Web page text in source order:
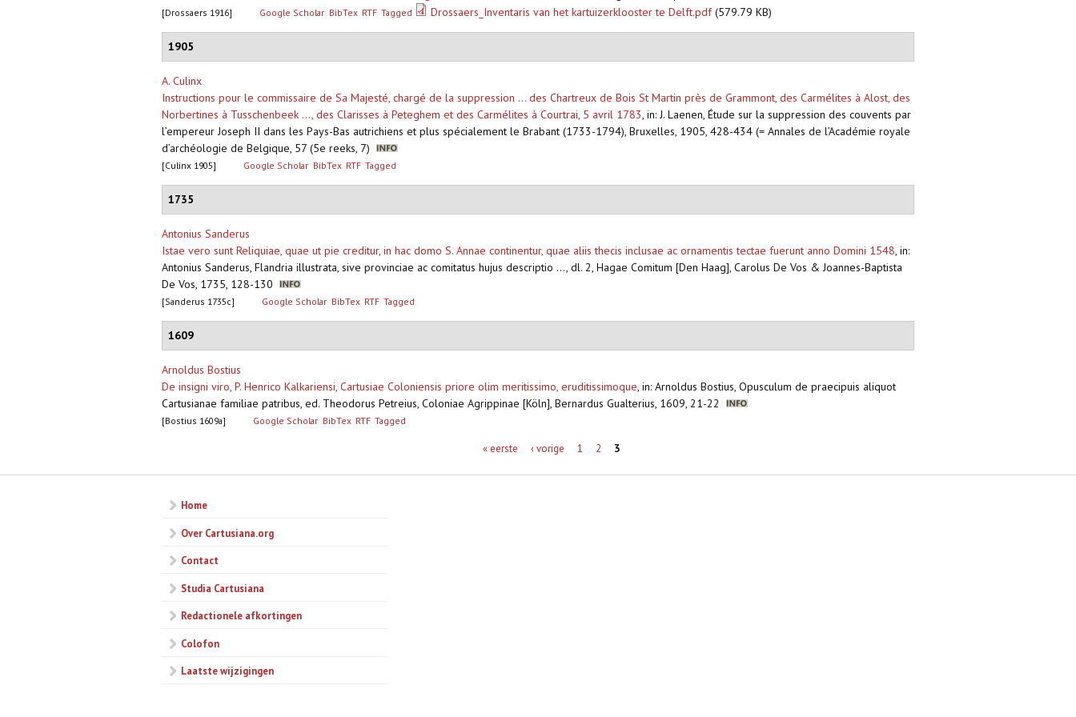
[Drossaers 1916] Google Scholar BibTex RTF Tagged Drossaers_Inventaris van het kartuizerklooster te Delft.pdf(579.79 KB)
1905
A. Culinx
Instructions pour le commissaire de Sa Majesté, chargé de la suppression ... des Chartreux de Bois St Martin près de Grammont, des Carmélites à Alost, des
Norbertines à Tusschenbeek ..., des Clarisses à Peteghem et des Carmélites à Courtrai, 5 avril 1783, in: J. Laenen, Étude sur la suppression des couvents par
l’empereur Joseph II dans les Pays-Bas autrichiens et plus spécialement le Brabant (1733-1794), Bruxelles, 1905, 428-434 (= Annales de l’Académie royale
d’archéologie de Belgique, 57 (5e reeks, 7)
[Culinx 1905] Google Scholar BibTex RTF Tagged
1735
Antonius Sanderus
Istae vero sunt Reliquiae, quae ut pie creditur, in hac domo S. Annae continentur, quae aliis thecis inclusae ac ornamentis tectae fuerunt anno Domini 1548, in:
Antonius Sanderus, Flandria illustrata, sive provinciae ac comitatus hujus descriptio ..., dl. 2, Hagae Comitum [Den Haag], Carolus De Vos & Joannes-Baptista
De Vos, 1735, 128-130
[Sanderus 1735c] Google Scholar BibTex RTF Tagged
1609
Arnoldus Bostius
De insigni viro, P. Henrico Kalkariensi, Cartusiae Coloniensis priore olim meritissimo, eruditissimoque, in: Arnoldus Bostius, Opusculum de praecipuis aliquot
Cartusianae familiae patribus, ed. Theodorus Petreius, Coloniae Agrippinae [Köln], Bernardus Gualterius, 1609, 21-22
[Bostius 1609a] Google Scholar BibTex RTF Tagged
« eerste ‹ vorige 1 2 3
Home
Over Cartusiana.org
Contact
Studia Cartusiana
Redactionele afkortingen
Colofon
Laatste wijzigingen